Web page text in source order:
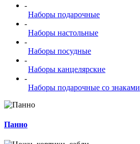
-
Наборы подарочные
-
Наборы настольные
-
Наборы посудные
-
Наборы канцелярские
-
Наборы подарочные со знаками
Панно